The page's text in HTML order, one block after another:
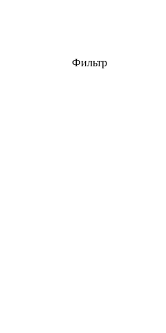
Фильтр